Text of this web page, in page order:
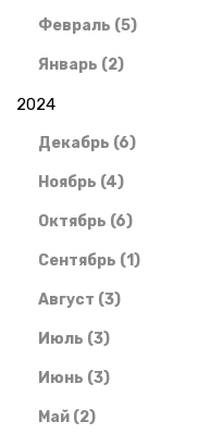
Февраль (5)
Январь (2)
2024
Декабрь (6)
Ноябрь (4)
Октябрь (6)
Сентябрь (1)
Август (3)
Июль (3)
Июнь (3)
Май (2)